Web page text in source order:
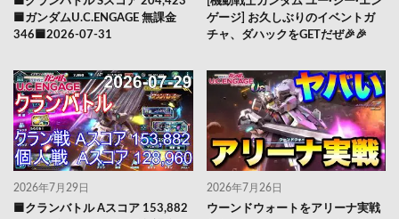
🟦ガンダムU.C.ENGAGE 無課金
346🟦2026-07-31
ゲージ] お久しぶりのイベントガ
チャ、ダハックをGETだぜ🎉🎉
2026年7月29日
🟦クランバトル Aスコア 153,882
2026年7月26日
ウーンドウォートをアリーナ実戦